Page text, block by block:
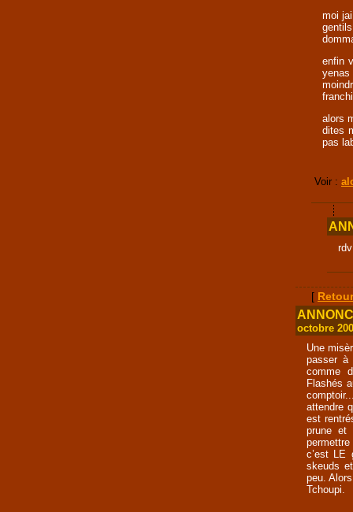
moi
enfin
alors
dites
pas
Voir :
[
octobre
Une
passer à
comme
Flashés
attendre
est
prune et
c’est LE
skeuds
peu.
Tchoupi.